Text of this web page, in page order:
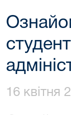
16 квітня